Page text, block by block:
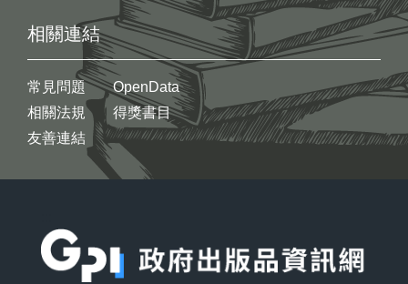
相關連結
常見問題
相關法規
友善連結
OpenData
得獎書目